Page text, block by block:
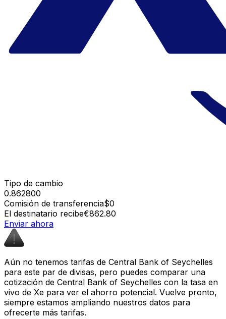
Tipo de cambio
0.862800
Comisión de transferencia$0
El destinatario recibe€862.80
Enviar ahora
Aún no tenemos tarifas de Central Bank of Seychelles
para este par de divisas, pero puedes comparar una
cotización de Central Bank of Seychelles con la tasa en
vivo de Xe para ver el ahorro potencial. Vuelve pronto,
siempre estamos ampliando nuestros datos para
ofrecerte más tarifas.